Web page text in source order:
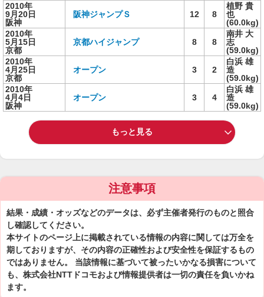
2010年
9月20日
阪神
阪神ジャンプＳ 12 8
植野 貴
也
(60.0kg)
2010年
5月15日
京都
京都ハイジャンプ 8 8
南井 大
志
(59.0kg)
2010年
4月25日
京都
オープン 3 2
白浜 雄
造
(59.0kg)
2010年
4月4日
阪神
オープン 3 4
白浜 雄
造
(59.0kg)
もっと見る
注意事項
結果・成績・オッズなどのデータは、必ず主催者発行のものと照合
し確認してください。
本サイトのページ上に掲載されている情報の内容に関しては万全を
期しておりますが、その内容の正確性および安全性を保証するもの
ではありません。 当該情報に基づいて被ったいかなる損害について
も、株式会社NTTドコモおよび情報提供者は一切の責任を負いかね
ます。